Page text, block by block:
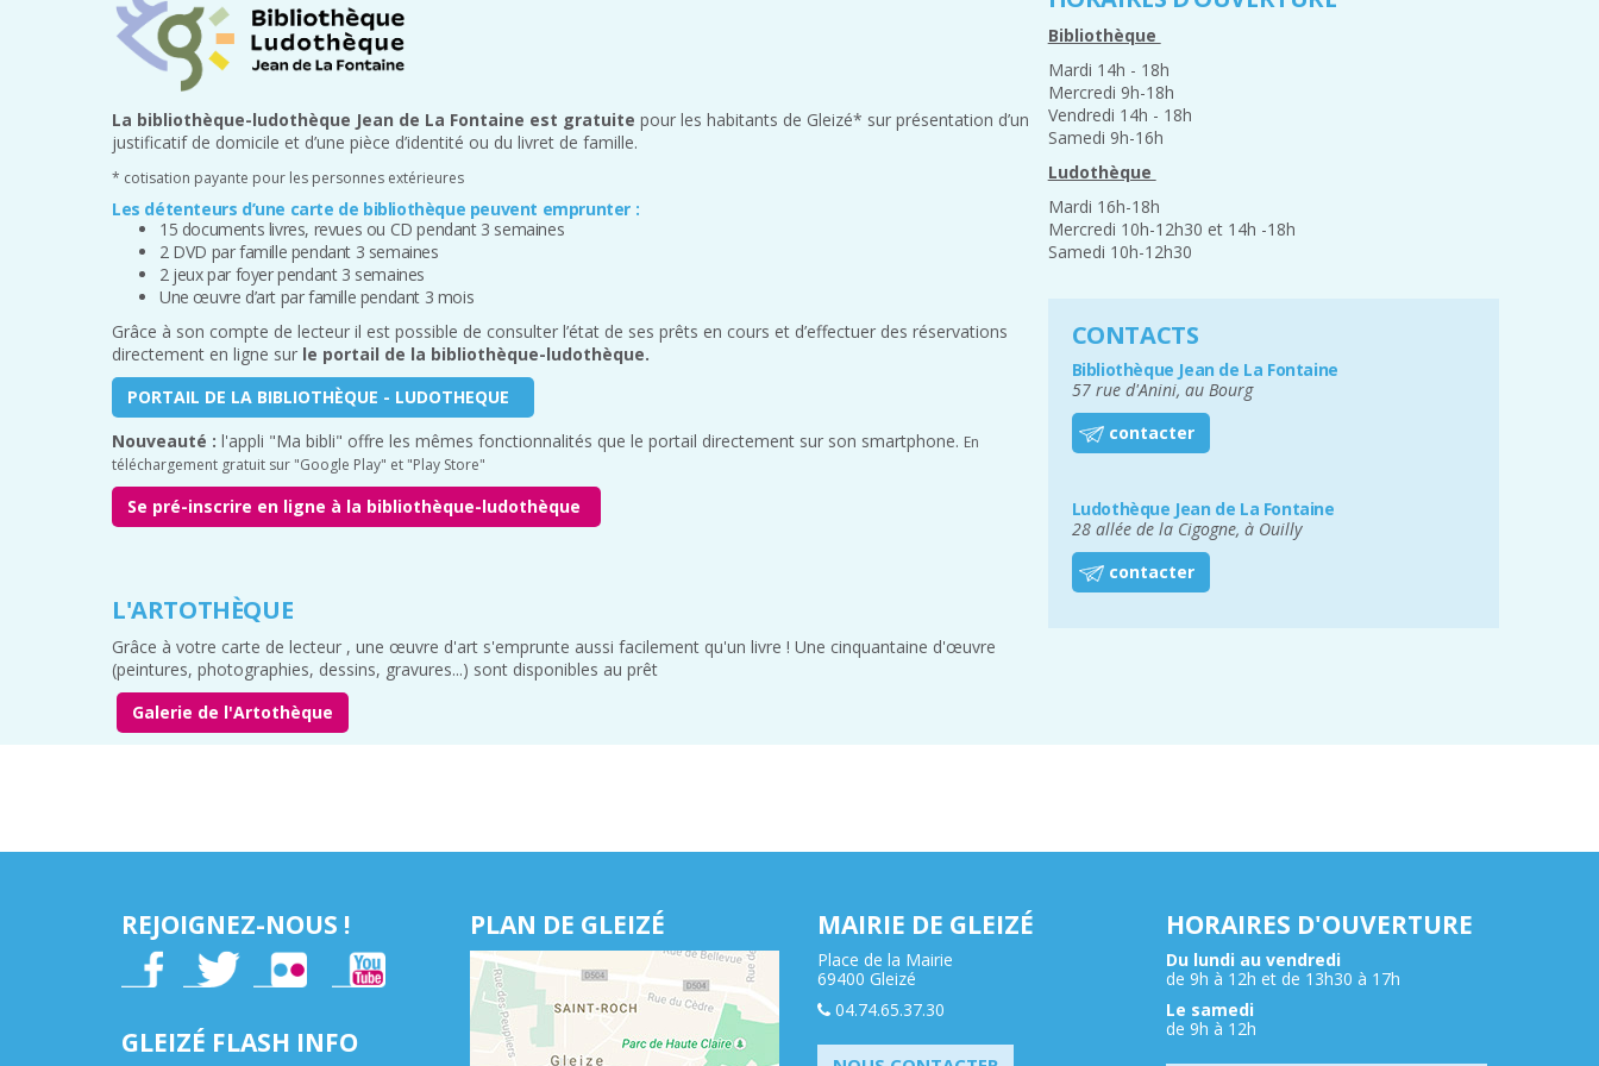
La bibliothèque-ludothèque Jean de La Fontaine est gratuite pour les habitants de Gleizé* sur présentation d’un
justificatif de domicile et d’une pièce d’identité ou du livret de famille.
* cotisation payante pour les personnes extérieures
Les détenteurs d’une carte de bibliothèque peuvent emprunter :
15 documents livres, revues ou CD pendant 3 semaines
2 DVD par famille pendant 3 semaines
2 jeux par foyer pendant 3 semaines
Une œuvre d’art par famille pendant 3 mois
Grâce à son compte de lecteur il est possible de consulter l’état de ses prêts en cours et d’effectuer des réservations
directement en ligne sur le portail de la bibliothèque-ludothèque.
PORTAIL DE LA BIBLIOTHÈQUE - LUDOTHEQUE
Nouveauté : l'appli "Ma bibli" offre les mêmes fonctionnalités que le portail directement sur son smartphone. En
téléchargement gratuit sur "Google Play" et "Play Store"
Se pré-inscrire en ligne à la bibliothèque-ludothèque
L'ARTOTHÈQUE
Grâce à votre carte de lecteur , une œuvre d'art s'emprunte aussi facilement qu'un livre ! Une cinquantaine d'œuvre
(peintures, photographies, dessins, gravures...) sont disponibles au prêt
Galerie de l'Artothèque
Bibliothèque
Mardi 14h - 18h
Mercredi 9h-18h
Vendredi 14h - 18h
Samedi 9h-16h
Ludothèque
Mardi 16h-18h
Mercredi 10h-12h30 et 14h -18h
Samedi 10h-12h30
CONTACTS
Bibliothèque Jean de La Fontaine
57 rue d'Anini, au Bourg
contacter
Ludothèque Jean de La Fontaine
28 allée de la Cigogne, à Ouilly
contacter
REJOIGNEZ-NOUS !
GLEIZÉ FLASH INFO
PLAN DE GLEIZÉ MAIRIE DE GLEIZÉ
Place de la Mairie
69400 Gleizé
04.74.65.37.30
HORAIRES D'OUVERTURE
Du lundi au vendredi
de 9h à 12h et de 13h30 à 17h
Le samedi
de 9h à 12h